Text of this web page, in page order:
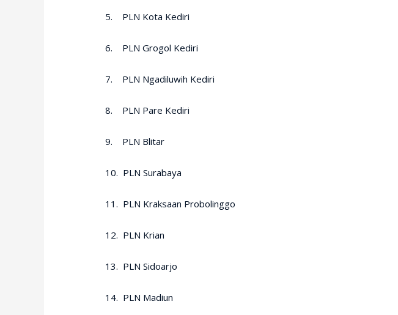
5. PLN Kota Kediri
6. PLN Grogol Kediri
7. PLN Ngadiluwih Kediri
8. PLN Pare Kediri
9. PLN Blitar
10. PLN Surabaya
11. PLN Kraksaan Probolinggo
12. PLN Krian
13. PLN Sidoarjo
14. PLN Madiun